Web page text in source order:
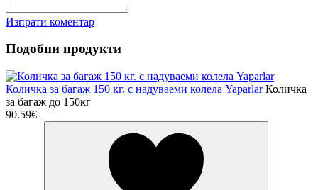
Изпрати коментар
Подобни продукти
Количка за багаж 150 кг. с надуваеми колела Yaparlar Количка
за багаж до 150кг
90.59€